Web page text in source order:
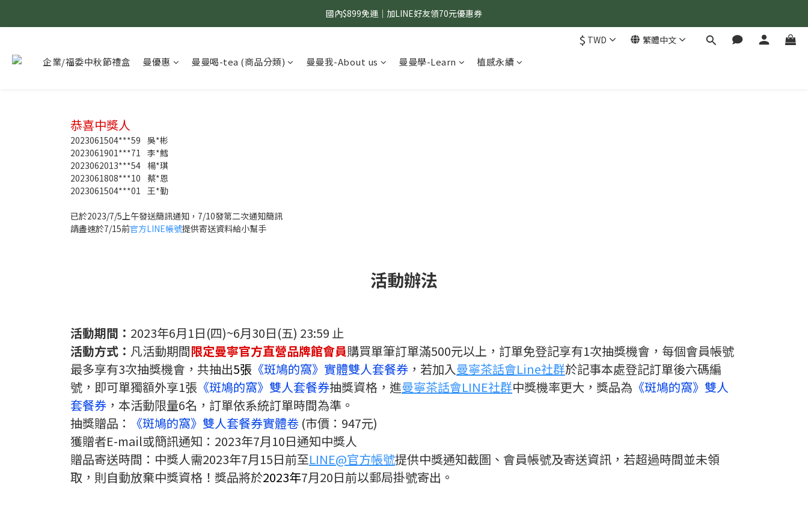
國內$899免運｜加LINE好友領70元優惠券
國內$899免運｜加LINE好友領70元優惠券
國內$899免運｜加LINE好友領70元優惠券
$ TWD 繁體中文
企業/福委中秋節禮盒 曼優惠 曼曼喝-tea (商品分類) 曼曼我-About us 曼曼學-Learn 植感永續
恭喜中獎人
2023061504***59 吳*彬
2023061901***71 李*鱈
2023062013***54 楊*琪
2023061808***10
蔡*恩
2023061504***01 王*勤
已於2023/7/5上午發送簡訊通知，7/10發第二次通知簡訊
請盡速於7/15前官方LINE帳號提供寄送資料給小幫手
活動辦法
活動期間： 2023年6月1日(四)~6月30日(五) 23:59 止
活動方式： 凡活動期間限定曼寧官方直營品牌館會員購買單筆訂單滿500元以上，訂單免登記享有1次抽獎機會，每個會員帳號
最多享有3次抽獎機會，共抽出5張 《斑鳩的窩》實體雙人套餐券 ，若加入曼寧茶話會Line社群於記事本處登記訂單後六碼編
號，即可單獨額外享1張 《斑鳩的窩》 雙人套餐券抽獎資格，進曼寧茶話會LINE社群中獎機率更大，獎品為 《斑鳩的窩》 雙人
套餐券 ，本活動限量6名，訂單依系統訂單時間為準。
抽獎贈品：
《斑鳩的窩》 雙人套餐券實體卷 (市價：947元)
獲贈者E-mail或簡訊通知：2023年7月10日通知中獎人
贈品寄送時間：中獎人需2023年7月15日前至LINE@官方帳號提供中獎通知截圖、會員帳號及寄送資訊，若超過時間並未領
取，則自動放棄中獎資格！獎品將於2023年7月20日前以郵局掛號寄出。